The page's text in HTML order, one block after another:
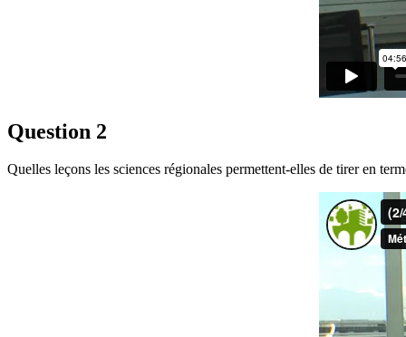
Question 2
Quelles leçons les sciences régionales permettent-elles de tirer en